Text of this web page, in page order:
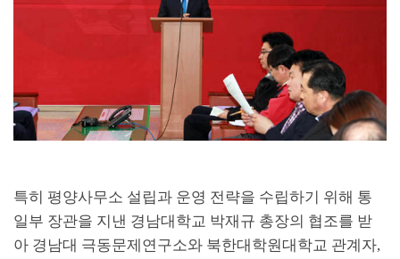
특히 평양사무소 설립과 운영 전략을 수립하기 위해 통
일부 장관을 지낸 경남대학교 박재규 총장의 협조를 받
아 경남대 극동문제연구소와 북한대학원대학교 관계자,